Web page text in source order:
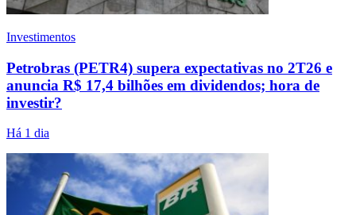
Investimentos
Petrobras (PETR4) supera expectativas no 2T26 e
anuncia R$ 17,4 bilhões em dividendos; hora de
investir?
Há 1 dia